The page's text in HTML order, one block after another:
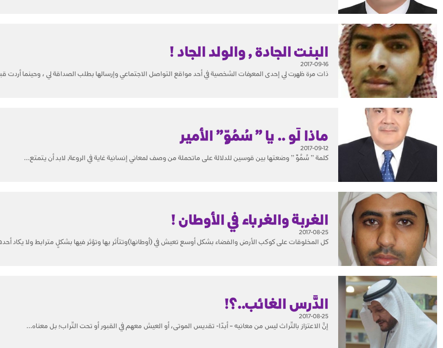
البنت الجادة , والولد الجاد !
2017-09-16
ذات مرة ظهرت لي إحدى المعرفات الشخصية في أحد مواقع التواصل الاجتماعي وإرسالها بطلب الصداقة لي ، وحينما أردت
ماذا لَو .. يا ” سُمُوّْ” الأمير
2017-09-12
كلمة ” سُمُوّْ ” وضعتها بين قوسين للدلالة على ماتحملة من وصف لمعاني إنسانية غاية في الروعة, لابد أن يتمتع...
الغربة والغرباء في الأوطان !
2017-08-25
كل المخلوقات على كوكب الأرض والفضاء بشكل أوسع تعيش في (أوطانها)وتتأثر بها وتؤثر فيها بشكلٍ مترابط ولا يكاد
الدَّرس الغائب..؟!
2017-08-25
إنَّ الاعتزاز بالتّراث ليس من معانيه – أبدًا- تقديس الموتى، أو العيش معهم في القبور أو تحت التّراب؛ بل معناه...